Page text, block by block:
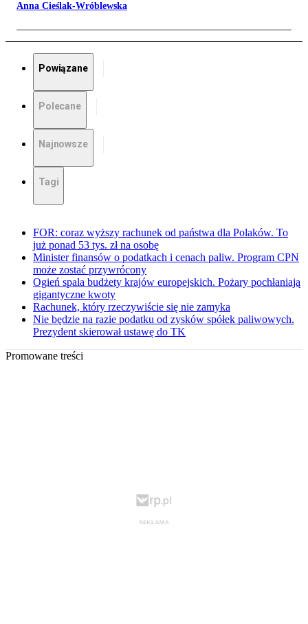
Anna Cieślak-Wróblewska
Powiązane
Polecane
Najnowsze
Tagi
FOR: coraz wyższy rachunek od państwa dla Polaków. To
już ponad 53 tys. zł na osobę
Minister finansów o podatkach i cenach paliw. Program CPN
może zostać przywrócony
Ogień spala budżety krajów europejskich. Pożary pochłaniają
gigantyczne kwoty
Rachunek, który rzeczywiście się nie zamyka
Nie będzie na razie podatku od zysków spółek paliwowych.
Prezydent skierował ustawę do TK
Promowane treści